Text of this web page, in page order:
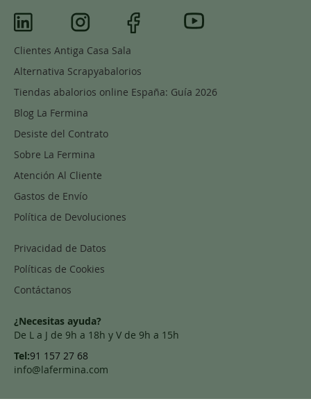
Clientes Antiga Casa Sala
Alternativa Scrapyabalorios
Tiendas abalorios online España: Guía 2026
Blog La Fermina
Desiste del Contrato
Sobre La Fermina
Atención Al Cliente
Gastos de Envío
Política de Devoluciones
Privacidad de Datos
Políticas de Cookies
Contáctanos
¿Necesitas ayuda?
De L a J de 9h a 18h y V de 9h a 15h
Tel:91 157 27 68
info@lafermina.com